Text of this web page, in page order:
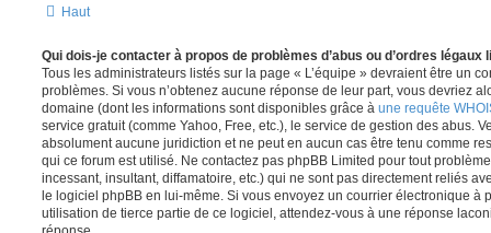
Haut
Qui dois-je contacter à propos de problèmes d’abus ou d’ordres légaux
Tous les administrateurs listés sur la page « L’équipe » devraient être un
problèmes. Si vous n’obtenez aucune réponse de leur part, vous devriez
domaine (dont les informations sont disponibles grâce à une requête
service gratuit (comme Yahoo, Free, etc.), le service de gestion des abus.
absolument aucune juridiction et ne peut en aucun cas être tenu comme
qui ce forum est utilisé. Ne contactez pas phpBB Limited pour tout
incessant, insultant, diffamatoire, etc.) qui ne sont pas directement reliés
le logiciel phpBB en lui-même. Si vous envoyez un courrier électronique à
utilisation de tierce partie de ce logiciel, attendez-vous à une réponse